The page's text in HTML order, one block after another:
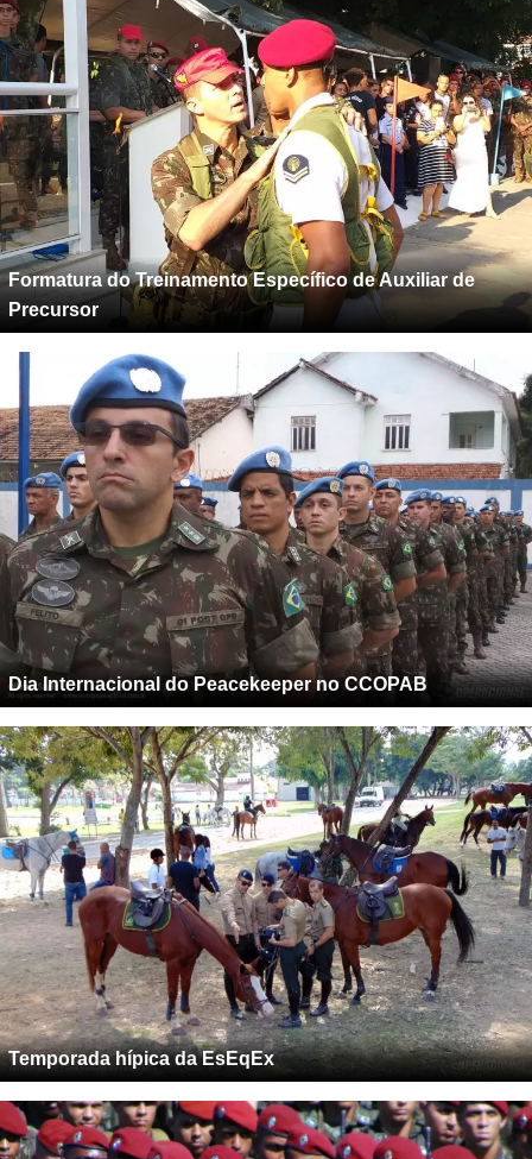
Formatura do Treinamento Específico de Auxiliar de
Precursor
Dia Internacional do Peacekeeper no CCOPAB
Temporada hípica da EsEqEx